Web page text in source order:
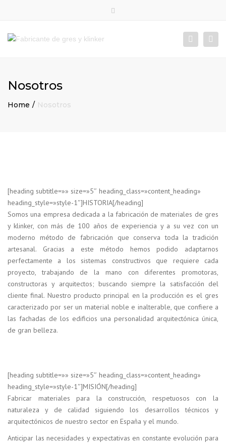
Search
Nosotros
Home Nosotros
[heading subtitle=»» size=»5″ heading_class=»content_heading»
heading_style=»style-1″]HISTORIA[/heading]
Somos una empresa dedicada a la fabricación de materiales de gres
y klinker, con más de 100 años de experiencia y a su vez con un
moderno método de fabricación que conserva toda la tradición
artesanal. Gracias a este método hemos podido adaptarnos
perfectamente a los sistemas constructivos que requiere cada
proyecto, trabajando de la mano con diferentes promotoras,
constructoras y arquitectos; buscando siempre la satisfacción del
cliente final. Nuestro producto principal en la producción es el gres
caracterizado por ser un material noble e inalterable, que confiere a
las fachadas de los edificios una personalidad arquitectónica única,
de gran belleza.
[heading subtitle=»» size=»5″ heading_class=»content_heading»
heading_style=»style-1″]MISIÓN[/heading]
Fabricar materiales para la construcción, respetuosos con la
naturaleza y de calidad siguiendo los desarrollos técnicos y
arquitectónicos de nuestro sector en España y el mundo.
Anticipar las necesidades y expectativas en constante evolución para